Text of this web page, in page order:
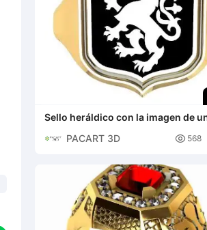
Sello heráldico con la imagen de
PACART 3D
 568